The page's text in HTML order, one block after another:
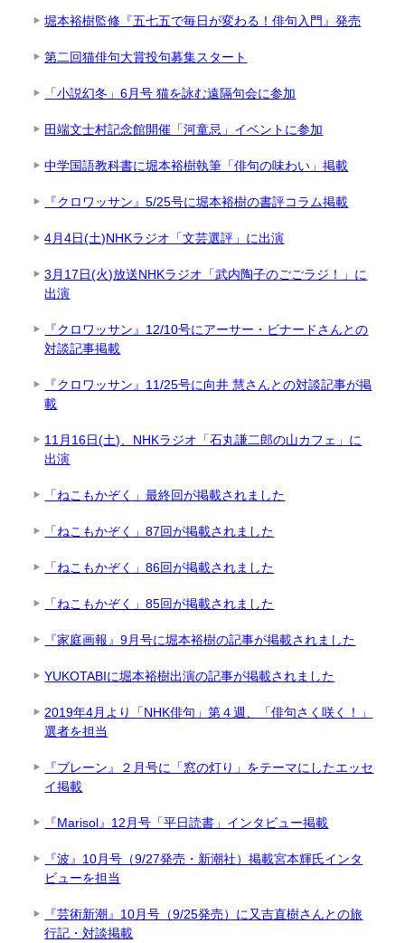
堀本裕樹監修『五七五で毎日が変わる！俳句入門』発売
第二回猫俳句大賞投句募集スタート
「小説幻冬」6月号 猫を詠む遠隔句会に参加
田端文士村記念館開催「河童忌」イベントに参加
中学国語教科書に堀本裕樹執筆「俳句の味わい」掲載
『クロワッサン』5/25号に堀本裕樹の書評コラム掲載
4月4日(土)NHKラジオ「文芸選評」に出演
3月17日(火)放送NHKラジオ「武内陶子のごごラジ！」に
出演
『クロワッサン』12/10号にアーサー・ビナードさんとの
対談記事掲載
『クロワッサン』11/25号に向井 慧さんとの対談記事が掲
載
11月16日(土)、NHKラジオ「石丸謙二郎の山カフェ」に
出演
「ねこもかぞく」最終回が掲載されました
「ねこもかぞく」87回が掲載されました
「ねこもかぞく」86回が掲載されました
「ねこもかぞく」85回が掲載されました
『家庭画報』9月号に堀本裕樹の記事が掲載されました
YUKOTABIに堀本裕樹出演の記事が掲載されました
2019年4月より「NHK俳句」第４週、「俳句さく咲く！」
選者を担当
『ブレーン』２月号に「窓の灯り」をテーマにしたエッセ
イ掲載
『Marisol』12月号「平日読書」インタビュー掲載
『波』10月号（9/27発売・新潮社）掲載宮本輝氏インタ
ビューを担当
『芸術新潮』10月号（9/25発売）に又吉直樹さんとの旅
行記・対談掲載